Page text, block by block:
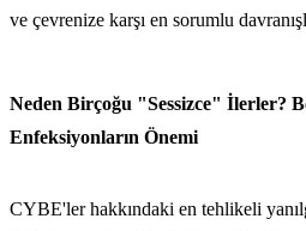
ve çevrenize karşı en sorumlu
Neden Birçoğu "Sessizce" İlerler?
Enfeksiyonların Önemi
CYBE'ler hakkındaki en tehlikeli